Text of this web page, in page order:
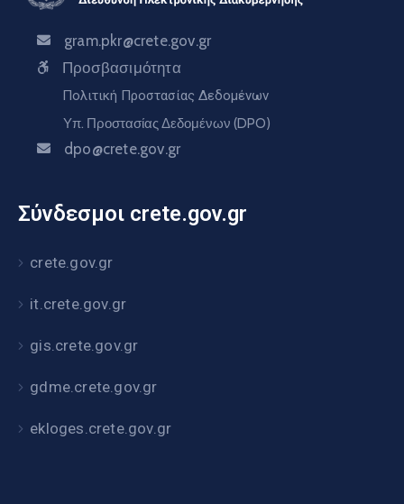
gram.pkr@crete.gov.gr
Προσβασιμότητα
Πολιτική Προστασίας Δεδομένων
Υπ. Προστασίας Δεδομένων (DPO)
dpo@crete.gov.gr
Σύνδεσμοι crete.gov.gr
crete.gov.gr
it.crete.gov.gr
gis.crete.gov.gr
gdme.crete.gov.gr
ekloges.crete.gov.gr